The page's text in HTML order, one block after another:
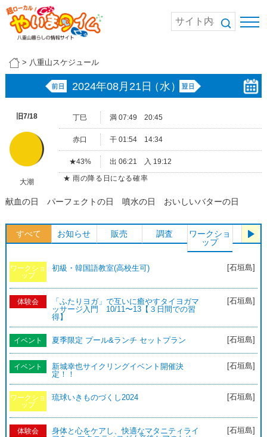
> 八重山スケジュール
2024年08月21日（水）
旧7/18
大潮
丁巳 満 07:49 20:45
赤口 干 01:54 14:34
★43%
出 06:21 入 19:12
★ 雨の降る日になる確率
献血の日 パーフェクトの日 噴水の日 おいしいバターの日
すべて お知らせ 販売 調査
ワークショ
ップ
体験
ワークショ
ップ
初級・韓国語教室(高校生可) [石垣島]
体験会
「ふたりヨガ」で互いに癒やすタイヨガマ
ッサージ入門 10/11〜13【３日間での習
得】
[石垣島]
イベント 夏季限定 プール&ランチ セットプラン [石垣島]
イベント
新城幸也サイクリングイベント開催決
定！！
[石垣島]
ワークショ
ップ
琉球いきものづくし2024 [石垣島]
体験会
身体と心をケアし、快適なマタニティライ
[石垣島]